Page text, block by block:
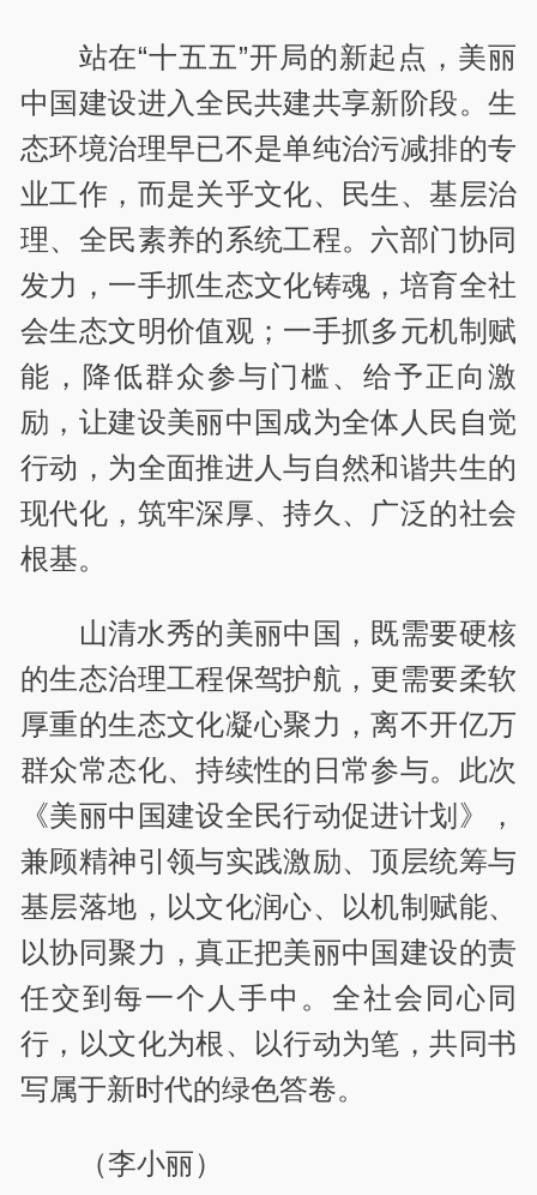
站在“十五五”开局的新起点，美丽
中国建设进入全民共建共享新阶段。生
态环境治理早已不是单纯治污减排的专
业工作，而是关乎文化、民生、基层治
理、全民素养的系统工程。六部门协同
发力，一手抓生态文化铸魂，培育全社
会生态文明价值观；一手抓多元机制赋
能，降低群众参与门槛、给予正向激
励，让建设美丽中国成为全体人民自觉
行动，为全面推进人与自然和谐共生的
现代化，筑牢深厚、持久、广泛的社会
根基。
山清水秀的美丽中国，既需要硬核
的生态治理工程保驾护航，更需要柔软
厚重的生态文化凝心聚力，离不开亿万
群众常态化、持续性的日常参与。此次
《美丽中国建设全民行动促进计划》，
兼顾精神引领与实践激励、顶层统筹与
基层落地，以文化润心、以机制赋能、
以协同聚力，真正把美丽中国建设的责
任交到每一个人手中。全社会同心同
行，以文化为根、以行动为笔，共同书
写属于新时代的绿色答卷。
（李小丽）